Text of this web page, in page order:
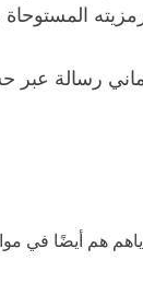
رسالة
أيضًا في